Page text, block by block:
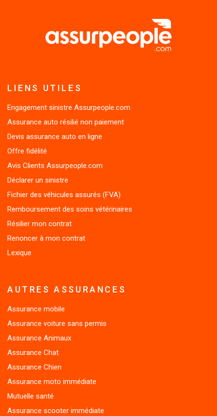
LIENS UTILES
Engagement sinistre Assurpeople.com
Assurance auto résilié non paiement
Devis assurance auto en ligne
Offre fidélité
Avis Clients Assurpeople.com
Déclarer un sinistre
Fichier des véhicules assurés (FVA)
Remboursement des soins vétérinaires
Résilier mon contrat
Renoncer à mon contrat
Lexique
AUTRES ASSURANCES
Assurance mobile
Assurance voiture sans permis
Assurance Animaux
Assurance Chat
Assurance Chien
Assurance moto immédiate
Mutuelle santé
Assurance scooter immédiate